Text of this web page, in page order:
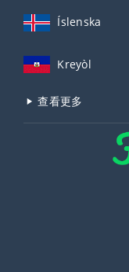
Íslenska
Kreyòl
查看更多